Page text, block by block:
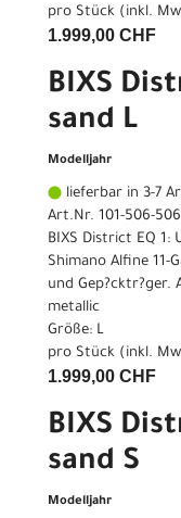
pro Stück (inkl.
1.999,00 CHF
BIXS
sand L
Modelljahr
lieferbar in 3-7
Art.Nr. 101-506-
BIXS District EQ 1:
Shimano Alfine 11-
und Gep?cktr?ger.
metallic
Größe: L
pro Stück (inkl.
1.999,00 CHF
BIXS
sand S
Modelljahr